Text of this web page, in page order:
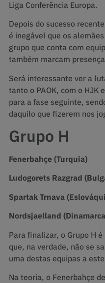
Liga Conferência Europa.
Depois do sucesso
é inegável que os
grupo que conta com
também marcam
Será interessante ver a
tanto o PAOK, com o HJK
para a fase seguinte,
daquilo que fizerem nos
Grupo H
Fenerbahçe (Turquia)
Ludogorets Razgrad
Spartak Trnava
Nordsjaelland
Para finalizar, o Grupo H
que, na verdade, não se
uma destas equipas a
Na teoria, o Fenerbahçe